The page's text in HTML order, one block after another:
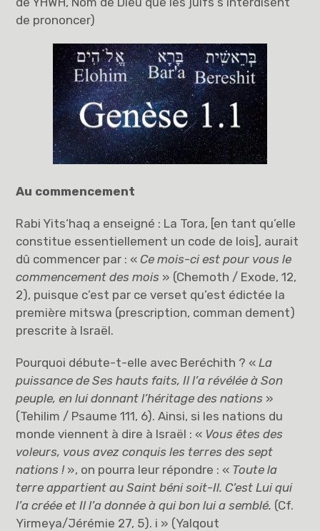
de prononcer)
Au commencement
Rabi Yits‘haq a enseigné : La Tora, [en tant qu’elle
constitue essentiellement un code de lois], aurait
dû commencer par : « Ce mois-ci est pour vous le
commencement des mois » (Chemoth / Exode, 12,
2), puisque c’est par ce verset qu’est édictée la
première mitswa (prescription, comman dement)
prescrite à Israël.
Pourquoi débute-t-elle avec Beréchith ? «La
puissance de Ses hauts faits, Il l’a révélée à Son
peuple, en lui donnant l’héritage des nations »
(Tehilim / Psaume 111, 6). Ainsi, si les nations du
monde viennent à dire à Israël : « Vous êtes des
voleurs, vous avez conquis les terres des sept
nations !», on pourra leur répondre : « Toute la
terre appartient au Saint béni soit-Il. C’est Lui qui
l’a créée et Il l’a donnée à qui bon lui a semblé. (Cf.
Yirmeya/Jérémie 27, 5). i » (Yalqout